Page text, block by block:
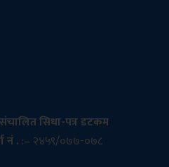
संचालित सिधा-पत्र डटकम
नं . :– २४५९/०७७-०७८